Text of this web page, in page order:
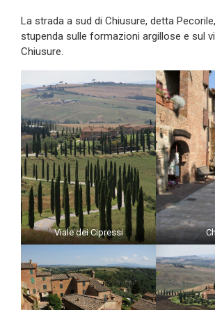
La strada a sud di Chiusure, detta
stupenda sulle formazioni argillose e sul
Chiusure.
Viale dei Cipressi